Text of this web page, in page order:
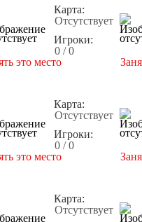
Карта:
Отсутствует
Игроки:
0 / 0
это место
Карта:
Отсутствует
Игроки:
0 / 0
это место
Карта:
Отсутствует